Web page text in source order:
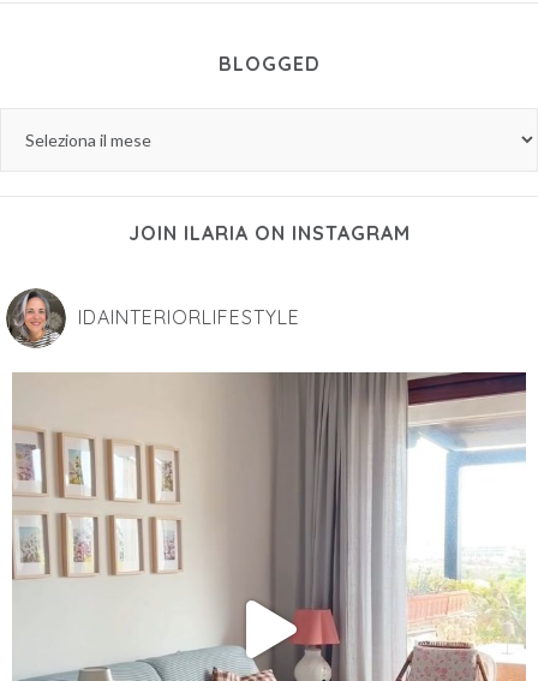
BLOGGED
JOIN ILARIA ON INSTAGRAM
IDAINTERIORLIFESTYLE